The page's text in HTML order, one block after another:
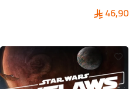
46,90